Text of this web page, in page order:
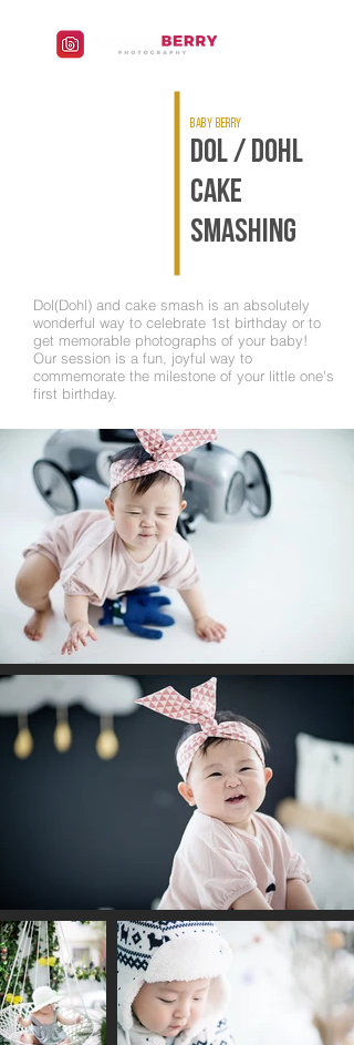
BABY BERRY
DOL / DOHL
CAKE
SMASHING
Dol(Dohl) and cake smash is an absolutely
wonderful way to celebrate 1st birthday or to
get memorable photographs of your baby!
Our session is a fun, joyful way to
commemorate the milestone of your little one's
first birthday.